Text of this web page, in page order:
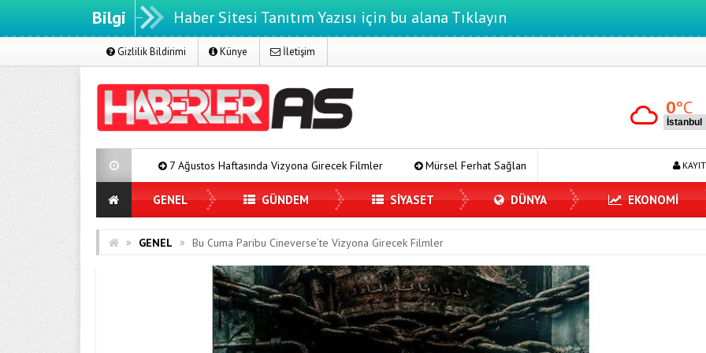
Bilgi Haber Sitesi Tanıtım Yazısı için bu alana Tıklayın
Gizlilik Bildirimi Künye İletişim
0°C
7 Ağustos Haftasında Vizyona Girecek Filmler Mürsel Ferhat Sağlam Tek Rumeli Tv’de Marka Atölyesi Programına Konuk Oldu
GENEL GÜNDEM SİYASET DÜNYA EKONOMİ
» GENEL » Bu Cuma Paribu Cineverse’te Vizyona Girecek Filmler